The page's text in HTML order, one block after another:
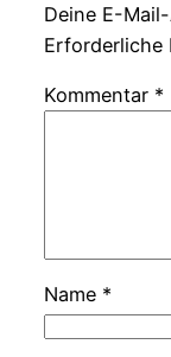
Deine E-
Erforderliche
Kommentar *
Name *